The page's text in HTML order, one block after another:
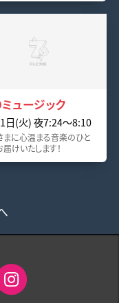
ュージック
日(火) 夜7:24〜8:10
まに心温まる音楽のひと
けいたします！